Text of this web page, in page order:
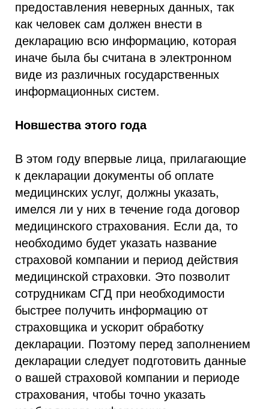
предоставления неверных данных, так
как человек сам должен внести в
декларацию всю информацию, которая
иначе была бы считана в электронном
виде из различных государственных
информационных систем.
Новшества этого года
В этом году впервые лица, прилагающие
к декларации документы об оплате
медицинских услуг, должны указать,
имелся ли у них в течение года договор
медицинского страхования. Если да, то
необходимо будет указать название
страховой компании и период действия
медицинской страховки. Это позволит
сотрудникам СГД при необходимости
быстрее получить информацию от
страховщика и ускорит обработку
декларации. Поэтому перед заполнением
декларации следует подготовить данные
о вашей страховой компании и периоде
страхования, чтобы точно указать